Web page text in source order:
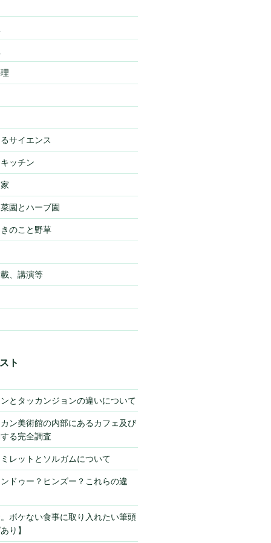
サイエンス
ッチン
園とハーブ園
のこと野草
、講演等
ト
とタッカンジョンの違いについて
カン美術館の内部にあるカフェ及び
る完全調査
ミレットとソルガムについて
ドゥー？ヒンズー？これらの違
ボケない食事に取り入れたい筆頭
り】